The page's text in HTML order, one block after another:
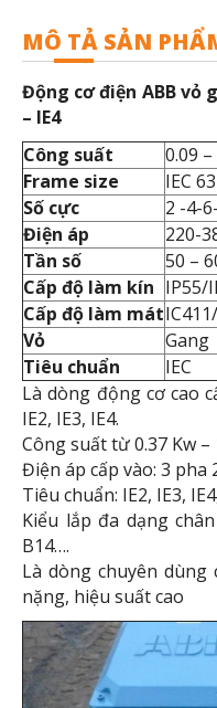
MÔ TẢ SẢN
Động cơ điện ABB vỏ
– IE4
Công suất
0.09
Frame size
IEC
Số cực
2 -4-
Điện áp
220-
Tần số
50 –
Cấp độ làm kín IP55/
Cấp độ làm mát
Vỏ
Gang
Tiêu chuẩn
IEC
Là dòng động cơ cao
IE2, IE3, IE4.
Công suất từ 0.37 Kw –
Điện áp cấp vào: 3 pha
Tiêu chuẩn: IE2, IE3,
Kiểu lắp đa dạng
B14….
Là dòng chuyên
nặng, hiệu suất cao